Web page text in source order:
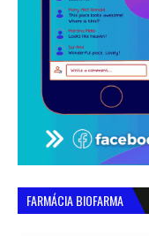
FARMÁCIA BIOFARMA